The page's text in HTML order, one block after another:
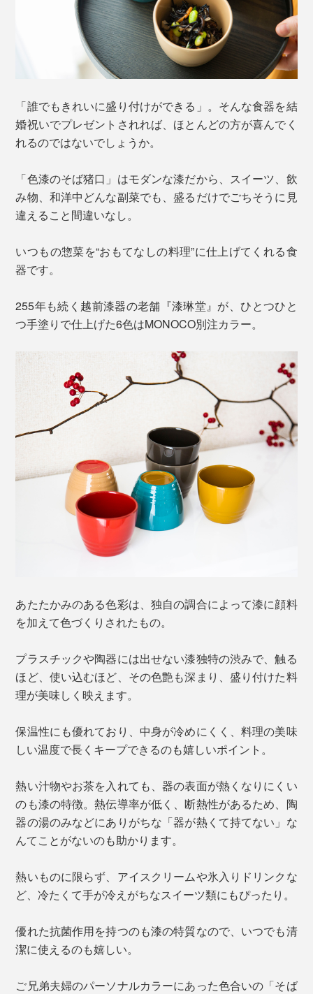
「誰でもきれいに盛り付けができる」。そんな食器を結
婚祝いでプレゼントされれば、ほとんどの方が喜んでく
れるのではないでしょうか。
「色漆のそば猪口」はモダンな漆だから、スイーツ、飲
み物、和洋中どんな副菜でも、盛るだけでごちそうに見
違えること間違いなし。
いつもの惣菜を“おもてなしの料理”に仕上げてくれる食
器です。
255年も続く越前漆器の老舗『漆琳堂』が、ひとつひと
つ手塗りで仕上げた6色はMONOCO別注カラー。
あたたかみのある色彩は、独自の調合によって漆に顔料
を加えて色づくりされたもの。
プラスチックや陶器には出せない漆独特の渋みで、触る
ほど、使い込むほど、その色艶も深まり、盛り付けた料
理が美味しく映えます。
保温性にも優れており、中身が冷めにくく、料理の美味
しい温度で長くキープできるのも嬉しいポイント。
熱い汁物やお茶を入れても、器の表面が熱くなりにくい
のも漆の特徴。熱伝導率が低く、断熱性があるため、陶
器の湯のみなどにありがちな「器が熱くて持てない」な
んてことがないのも助かります。
熱いものに限らず、アイスクリームや氷入りドリンクな
ど、冷たくて手が冷えがちなスイーツ類にもぴったり。
優れた抗菌作用を持つのも漆の特質なので、いつでも清
潔に使えるのも嬉しい。
ご兄弟夫婦のパーソナルカラーにあった色合いの「そば